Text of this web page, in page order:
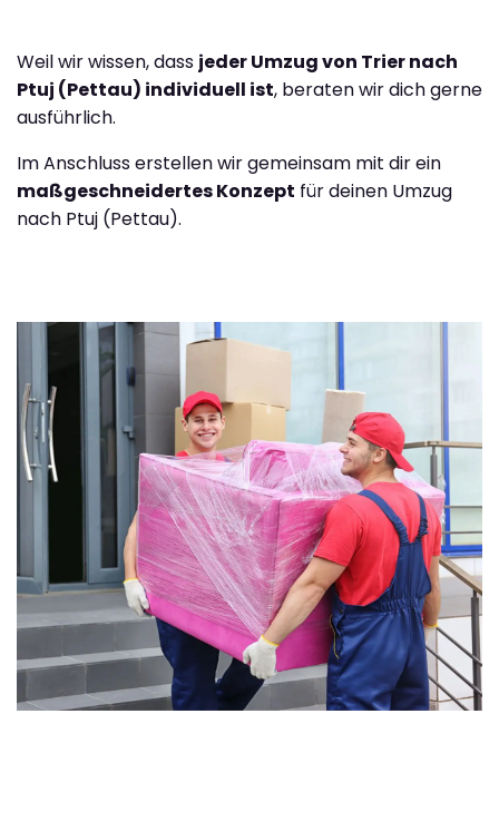
Weil wir wissen, dass jeder Umzug von Trier nach
Ptuj (Pettau) individuell ist, beraten wir dich gerne
ausführlich.
Im Anschluss erstellen wir gemeinsam mit dir ein
maßgeschneidertes Konzept für deinen Umzug
nach Ptuj (Pettau).